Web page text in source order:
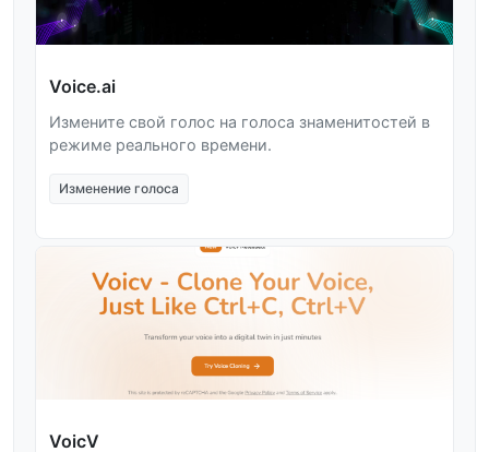
Voice.ai
Измените свой голос на голоса знаменитостей в
режиме реального времени.
Изменение голоса
VoicV